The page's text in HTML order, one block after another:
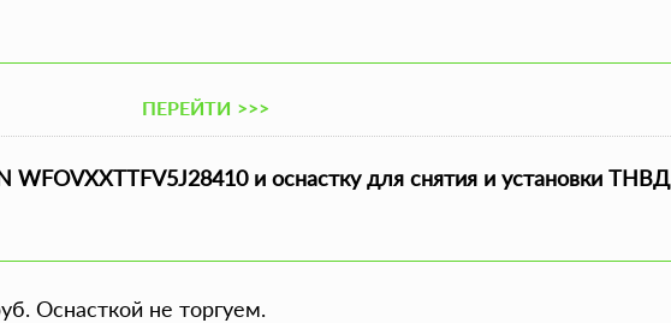
ПЕРЕЙТИ >>>
и оснастку для снятия и установки ТНВД
Оснасткой не торгуем.